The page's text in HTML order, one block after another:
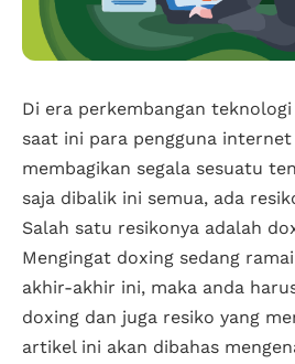
Di era perkembangan
saat ini para pengguna
membagikan segala sesuatu
saja dibalik ini semua, ada
Salah satu resikonya adalah
Mengingat doxing sedang
akhir-akhir ini, maka anda
doxing dan juga resiko yang
artikel ini akan dibahas